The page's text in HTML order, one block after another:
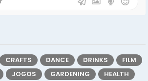
CRAFTS DANCE DRINKS
FILM
JOGOS GARDENING
HEALTH